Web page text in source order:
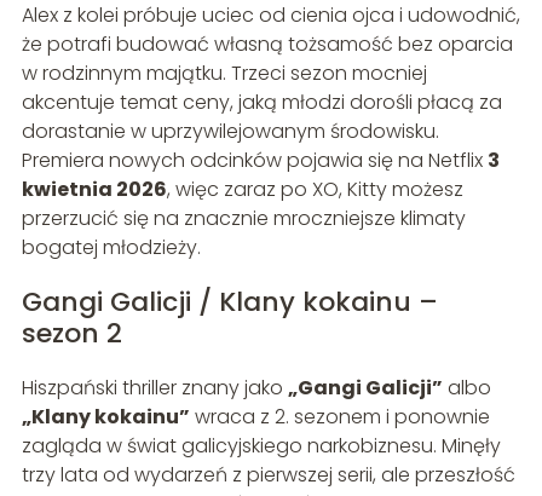
Alex z kolei próbuje uciec od cienia ojca i udowodnić,
że potrafi budować własną tożsamość bez oparcia
w rodzinnym majątku. Trzeci sezon mocniej
akcentuje temat ceny, jaką młodzi dorośli płacą za
dorastanie w uprzywilejowanym środowisku.
Premiera nowych odcinków pojawia się na Netflix 3
kwietnia 2026, więc zaraz po XO, Kitty możesz
przerzucić się na znacznie mroczniejsze klimaty
bogatej młodzieży.
Gangi Galicji / Klany kokainu –
sezon 2
Hiszpański thriller znany jako „Gangi Galicji” albo
„Klany kokainu” wraca z 2. sezonem i ponownie
zagląda w świat galicyjskiego narkobiznesu. Minęły
trzy lata od wydarzeń z pierwszej serii, ale przeszłość